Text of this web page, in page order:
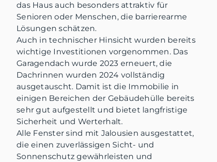
das Haus auch besonders attraktiv für
Senioren oder Menschen, die barrierearme
Lösungen schätzen.
Auch in technischer Hinsicht wurden bereits
wichtige Investitionen vorgenommen. Das
Garagendach wurde 2023 erneuert, die
Dachrinnen wurden 2024 vollständig
ausgetauscht. Damit ist die Immobilie in
einigen Bereichen der Gebäudehülle bereits
sehr gut aufgestellt und bietet langfristige
Sicherheit und Werterhalt.
Alle Fenster sind mit Jalousien ausgestattet,
die einen zuverlässigen Sicht- und
Sonnenschutz gewährleisten und